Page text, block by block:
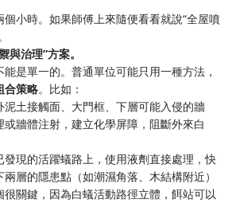
小時。如果師傅上來隨便看看就說“全屋噴
與治理”方案。
是單一的。普通單位可能只用一種方法，
合策略。比如：
泥土接觸面、大門框、下層可能入侵的牆
牆體注射，建立化學屏障，阻斷外來白
發現的活躍蟻路上，使用液劑直接處理，快
層的隱患點（如潮濕角落、木結構附近）
很關鍵，因為白蟻活動路徑立體，餌站可以